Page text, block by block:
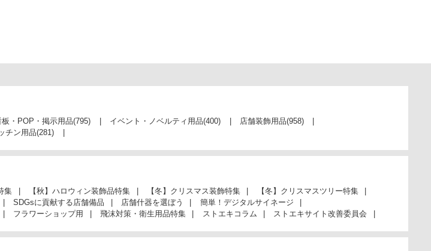
板・POP・掲示用品(795) イベント・ノベルティ用品(400) 店舗装飾用品(958)
チン用品(281)
集 【秋】ハロウィン装飾品特集 【冬】クリスマス装飾特集
【冬】クリスマスツリー特集
SDGsに貢献する店舗備品 店舗什器を選ぼう
簡単！デジタルサイネージ
フラワーショップ用 飛沫対策・衛生用品特集 ストエキコラム ストエキサイト改善委員会